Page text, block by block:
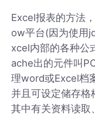
Excel报表的方法
ow平台(因为使用
xcel内部的各种公
ache出的元件叫
理word或Excel档
并且可设定储存格
其中有关资料读取